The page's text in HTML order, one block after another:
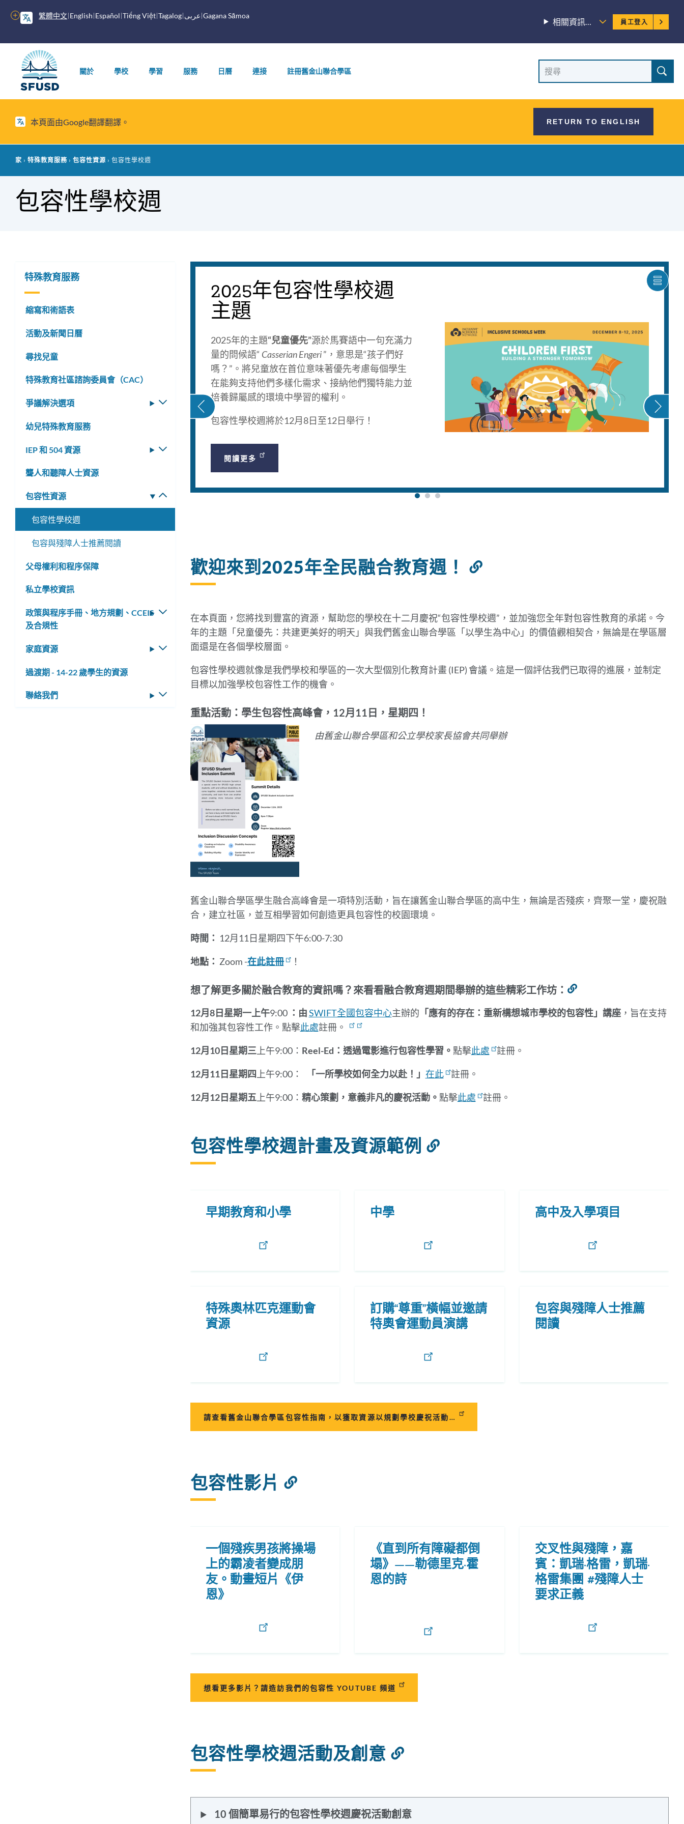
容
繁體中文 English Español Tiếng Việt Tagalog عربى Gagana Sāmoa
更
選
相關資訊…
員
工
選
單
員工登入
選
單
關於 學校 學習 服務 日曆 連接 註冊舊金山聯合學區
網
搜
尋
搜
本頁面由Google翻譯翻譯。
RETURN TO ENGLISH
麵
包
屑
家 特殊教育服務 包容性資源 包容性學校週
包容性學校週
2025
校
週
到
將
示
2025年包容性學校週
主題
2025年的主題“兒童優先”源於馬賽語中一句充滿力
量的問候語“ Casserian Engeri”，意思是“孩子們好
嗎？”。將兒童放在首位意味著優先考慮每個學生
在能夠支持他們多樣化需求、接納他們獨特能力並
培養歸屬感的環境中學習的權利。
包容性學校週將於12月8日至12日舉行！
閱讀更多
歡迎來到2025年全民融合教育週！
連
此
部
在本頁面，您將找到豐富的資源，幫助您的學校在十二月慶祝“包容性學校週”，並加強您全年對包容性教育的承諾。今
年的主題「兒童優先：共建更美好的明天」與我們舊金山聯合學區「以學生為中心」的價值觀相契合，無論是在學區層
面還是在各個學校層面。
包容性學校週就像是我們學校和學區的一次大型個別化教育計畫 (IEP) 會議。這是一個評估我們已取得的進展，並制定
目標以加強學校包容性工作的機會。
重點活動：學生包容性高峰會，12月11日，星期四！
由舊金山聯合學區和公立學校家長協會共同舉辦
舊金山聯合學區學生融合高峰會是一項特別活動，旨在讓舊金山聯合學區的高中生，無論是否殘疾，齊聚一堂，慶祝融
合，建立社區，並互相學習如何創造更具包容性的校園環境。
時間： 12月11日星期四下午6:00-7:30
地點： Zoom -在此註冊 ！
想了解更多關於融合教育的資訊嗎？來看看融合教育週期間舉辦的這些精彩工作坊：
連
到
12月8日星期一上午9:00 ：由SWIFT全國包容中心主辦的 「應有的存在：重新構想城市學校的包容性」講座，旨在支持
和加強其包容性工作。點擊此處註冊。
12月10日星期三上午9:00： Reel-Ed：透過電影進行包容性學習。 點擊此處 註冊。
12月11日星期四 上午9:00： 「一所學校如何全力以赴！」 在此 註冊。
12月12日星期五上午9:00： 精心策劃，意義非凡的慶祝活動。 點擊此處 註冊。
包容性學校週計畫及資源範例
連
早期教育和小學 中學 高中及入學項目
特殊奧林匹克運動會
資源
訂購“尊重”橫幅並邀請
特奧會運動員演講
包容與殘障人士推薦
閱讀
請查看舊金山聯合學區包容性指南，以獲取資源以規劃學校慶祝活動…
包容性影片
連
部
分
一個殘疾男孩將操場
上的霸凌者變成朋
友。動畫短片《伊
恩》
《直到所有障礙都倒
塌》——勒德里克·霍
恩的詩
交叉性與殘障，嘉
賓：凱瑞·格雷，凱瑞·
格雷集團 #殘障人士
要求正義
想看更多影片？請造訪我們的包容性 YOUTUBE 頻道
包容性學校週活動及創意
連
此
部
10 個簡單易行的包容性學校週慶祝活動創意
特殊教育服務
縮寫和術語表
活動及新聞日曆
尋找兒童
特殊教育社區諮詢委員會（CAC）
爭議解決選項
切
幼兒特殊教育服務
IEP 和 504 資源
切
單
聾人和聽障人士資源
包容性資源
切
換
包容性學校週
包容與殘障人士推薦閱讀
父母權利和程序保障
私立學校資訊
政策與程序手冊、地方規劃、CCEIS
及合規性
切
家庭資源
切
過渡期 - 14-22 歲學生的資源
聯絡我們
切